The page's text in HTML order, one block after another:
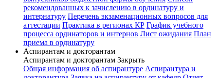
рекомендованных к зачислению в ординатуру и
интернатуру Перечень экзаменационных вопросов для
аттестации Практика в регионах КР График учебного
процесса ординаторов и интернов Лист ожидания План
приема в ординатуру
Аспирантам и докторантам
Аспирантам и докторантам Закрыть
Общая информация об аспирантуре Аспирантура и